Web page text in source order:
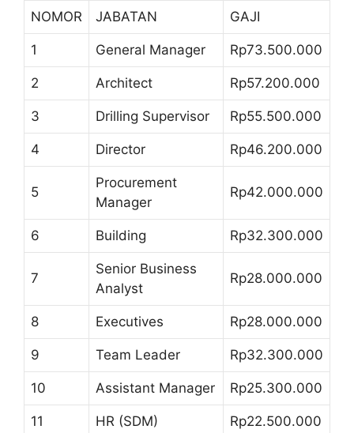
NOMOR JABATAN GAJI
1 General Manager Rp73.500.000
2 Architect Rp57.200.000
3 Drilling Supervisor Rp55.500.000
4 Director Rp46.200.000
5
Procurement
Manager
Rp42.000.000
6 Building Rp32.300.000
7
Senior Business
Analyst
Rp28.000.000
8 Executives Rp28.000.000
9 Team Leader Rp32.300.000
10 Assistant Manager Rp25.300.000
11 HR (SDM) Rp22.500.000